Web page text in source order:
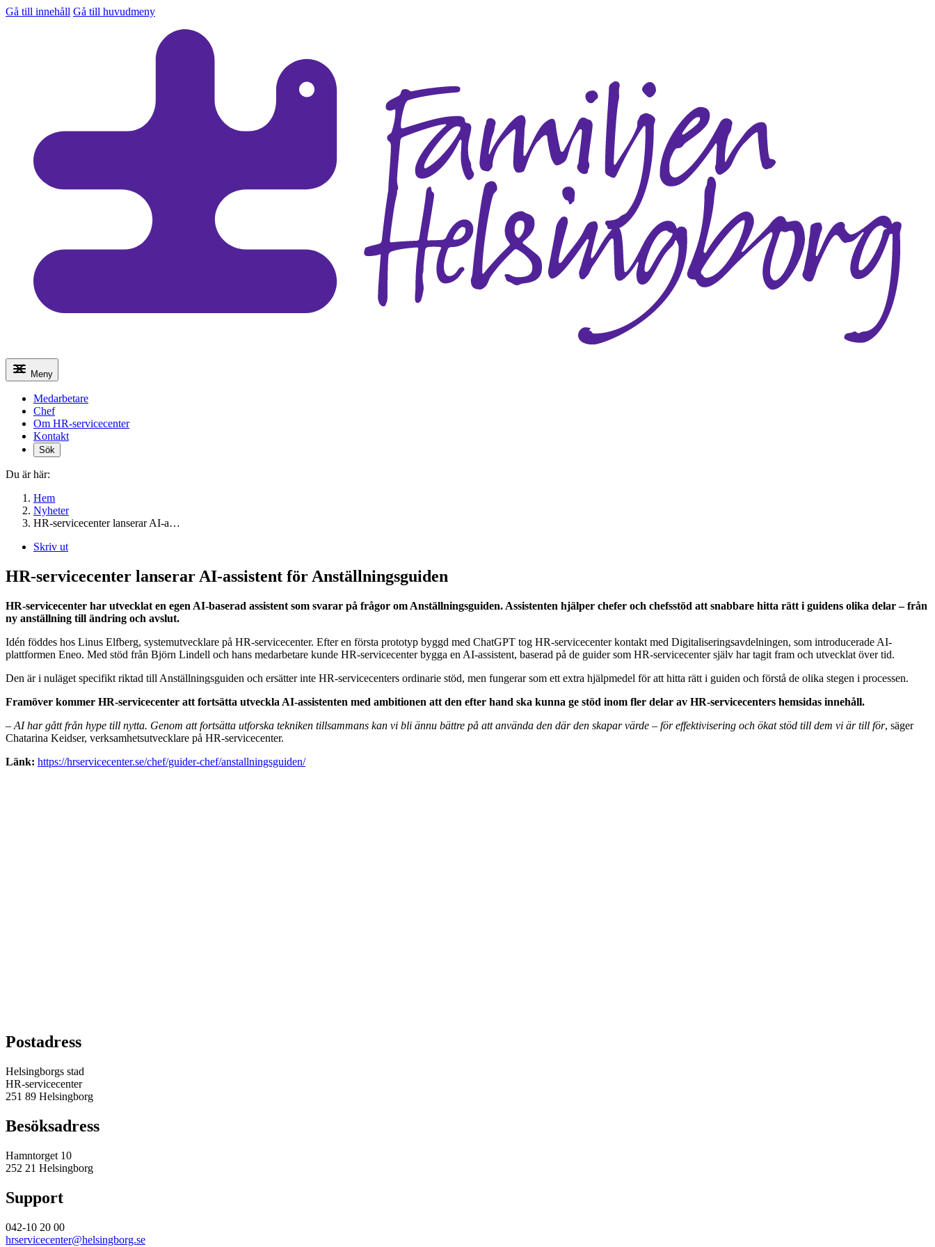
Gå till innehåll Gå till huvudmeny
Meny
Medarbetare
Chef
Om HR-servicecenter
Kontakt
Sök
Du är här:
Hem
Nyheter
HR-servicecenter lanserar AI-a…
Skriv ut
HR-servicecenter lanserar AI-assistent för Anställningsguiden
HR-servicecenter har utvecklat en egen AI-baserad assistent som svarar på frågor om Anställningsguiden. Assistenten hjälper chefer och chefsstöd att snabbare hitta rätt i guidens olika delar – från
ny anställning till ändring och avslut.
Idén föddes hos Linus Elfberg, systemutvecklare på HR-servicecenter. Efter en första prototyp byggd med ChatGPT tog HR-servicecenter kontakt med Digitaliseringsavdelningen, som introducerade AI-
plattformen Eneo. Med stöd från Björn Lindell och hans medarbetare kunde HR-servicecenter bygga en AI-assistent, baserad på de guider som HR-servicecenter själv har tagit fram och utvecklat över tid.
Den är i nuläget specifikt riktad till Anställningsguiden och ersätter inte HR-servicecenters ordinarie stöd, men fungerar som ett extra hjälpmedel för att hitta rätt i guiden och förstå de olika stegen i processen.
Framöver kommer HR-servicecenter att fortsätta utveckla AI-assistenten med ambitionen att den efter hand ska kunna ge stöd inom fler delar av HR-servicecenters hemsidas innehåll.
– AI har gått från hype till nytta. Genom att fortsätta utforska tekniken tillsammans kan vi bli ännu bättre på att använda den där den skapar värde – för effektivisering och ökat stöd till dem vi är till för, säger
Chatarina Keidser, verksamhetsutvecklare på HR-servicecenter.
Länk: https://hrservicecenter.se/chef/guider-chef/anstallningsguiden/
Postadress
Helsingborgs stad
HR-servicecenter
251 89 Helsingborg
Besöksadress
Hamntorget 10
252 21 Helsingborg
Support
042-10 20 00
hrservicecenter@helsingborg.se